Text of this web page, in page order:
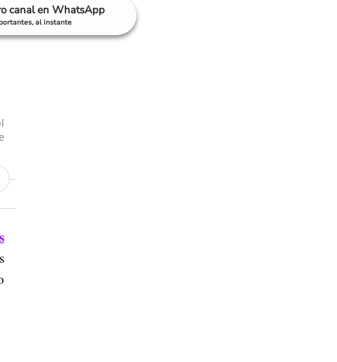
canal en WhatsApp
al instante